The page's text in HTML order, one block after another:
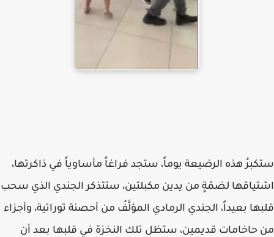
ستكبرُ هذه الرضيعة يوماً، ستجد فراغاً مأساوياً في ذاكرتها،
اشتياقها لضمّةٍ من يدين مكبلتين، ستتذكر الجندي الذي سحب
قلبها بعيداً، الجندي الرمادي المؤلَّفُ من أحصنة توراتية، وأجزاء
من حاخامات قديمين، ستظل تلك النخزة في قلبها بعد أن